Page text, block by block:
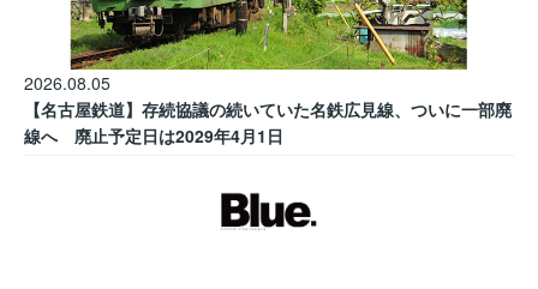
2026.08.05
【名古屋鉄道】存続協議の続いていた名鉄広見線、ついに一部廃
線へ 廃止予定日は2029年4月1日